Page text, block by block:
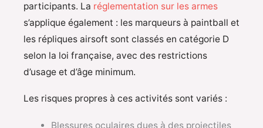
participants. La réglementation sur les armes
s’applique également : les marqueurs à paintball et
les répliques airsoft sont classés en catégorie D
selon la loi française, avec des restrictions
d’usage et d’âge minimum.
Les risques propres à ces activités sont variés :
Blessures oculaires dues à des projectiles